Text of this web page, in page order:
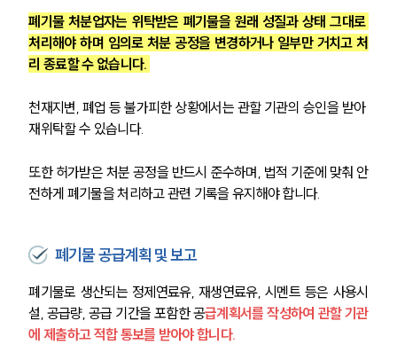
폐기물 처분업자는 위탁받은 폐기물을 원래 성질과 상태 그대로
처리해야 하며 임의로 처분 공정을 변경하거나 일부만 거치고 처
리 종료할 수 없습니다.
천재지변, 폐업 등 불가피한 상황에서는 관할 기관의 승인을 받아
재위탁할 수 있습니다.
또한 허가받은 처분 공정을 반드시 준수하며, 법적 기준에 맞춰 안
전하게 폐기물을 처리하고 관련 기록을 유지해야 합니다.
폐기물 공급계획 및 보고
폐기물로 생산되는 정제연료유, 재생연료유, 시멘트 등은 사용시
설, 공급량, 공급 기간을 포함한 공급계획서를 작성하여 관할 기관
에 제출하고 적합 통보를 받아야 합니다.